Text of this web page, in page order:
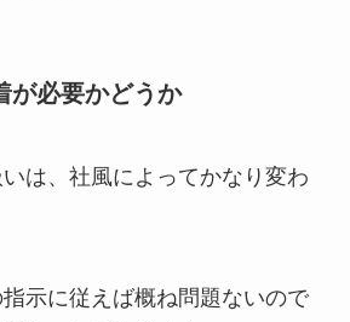
が必要かどうか
は、社風によってかなり変わ
示に従えば概ね問題ないので